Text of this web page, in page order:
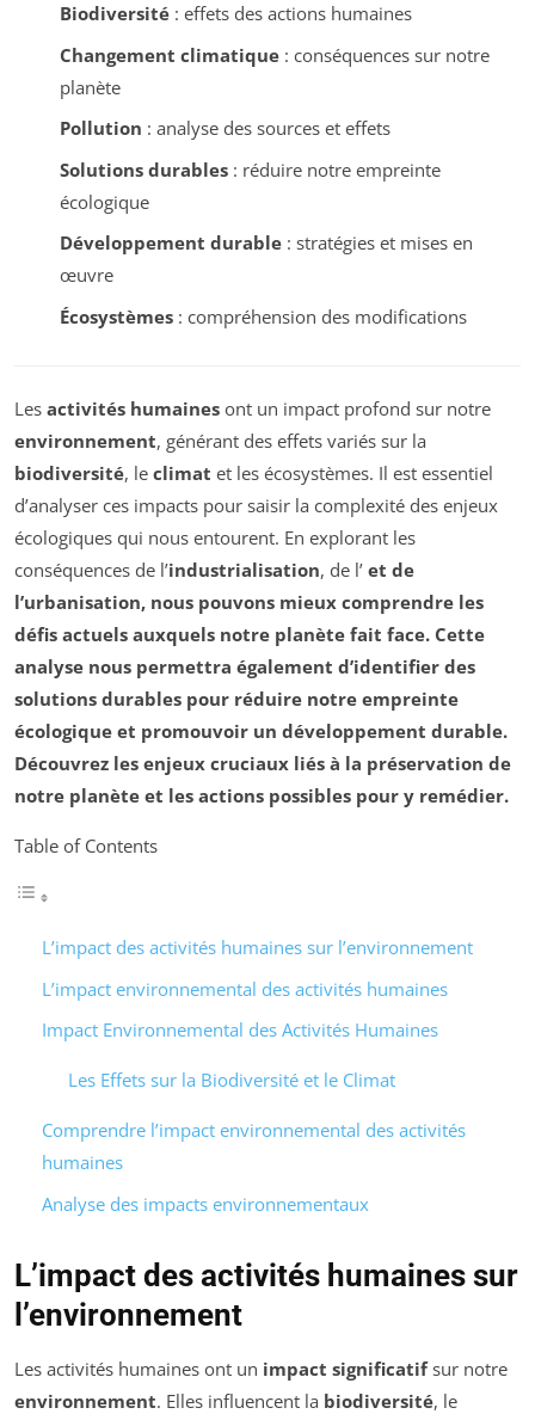
Biodiversité: effets des actions humaines
Changement climatique: conséquences sur notre
planète
Pollution : analyse des sources et effets
Solutions durables: réduire notre empreinte
écologique
Développement durable: stratégies et mises en
œuvre
Écosystèmes: compréhension des modifications
Les activités humaines ont un impact profond sur notre
environnement, générant des effets variés sur la
biodiversité, le climat et les écosystèmes. Il est essentiel
d’analyser ces impacts pour saisir la complexité des enjeux
écologiques qui nous entourent. En explorant les
conséquences de l’industrialisation, de l’ et de
l’urbanisation, nous pouvons mieux comprendre les
défis actuels auxquels notre planète fait face. Cette
analyse nous permettra également d’identifier des
solutions durables pour réduire notre empreinte
écologique et promouvoir un développement durable.
Découvrez les enjeux cruciaux liés à la préservation de
notre planète et les actions possibles pour y remédier.
Table of Contents
L’impact des activités humaines sur l’environnement
L’impact environnemental des activités humaines
Impact Environnemental des Activités Humaines
Les Effets sur la Biodiversité et le Climat
Comprendre l’impact environnemental des activités
humaines
Analyse des impacts environnementaux
L’impact des activités humaines sur
l’environnement
Les activités humaines ont un impact significatifsur notre
environnement. Elles influencent la biodiversité, le